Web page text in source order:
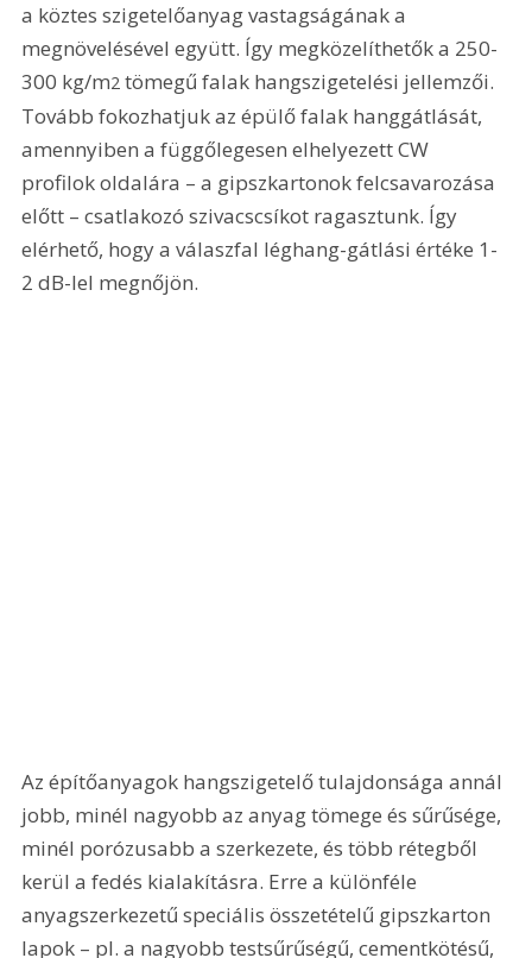
a köztes szigetelőanyag vastagságának a
megnövelésével együtt. Így megközelíthetők a 250-
300 kg/m2 tömegű falak hangszigetelési jellemzői.
Tovább fokozhatjuk az épülő falak hanggátlását,
amennyiben a függőlegesen elhelyezett CW
profilok oldalára – a gipszkartonok felcsavarozása
előtt – csatlakozó szivacscsíkot ragasztunk. Így
elérhető, hogy a válaszfal léghang-gátlási értéke 1-
2 dB-lel megnőjön.
Az építőanyagok hangszigetelő tulajdonsága annál
jobb, minél nagyobb az anyag tömege és sűrűsége,
minél porózusabb a szerkezete, és több rétegből
kerül a fedés kialakításra. Erre a különféle
anyagszerkezetű speciális összetételű gipszkarton
lapok – pl. a nagyobb testsűrűségű, cementkötésű,